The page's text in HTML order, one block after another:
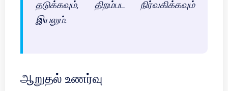
தடுக்கவும், திறம்பட நிர்வகிக்கவும்
இயலும்.
ஆறுதல் உணர்வு